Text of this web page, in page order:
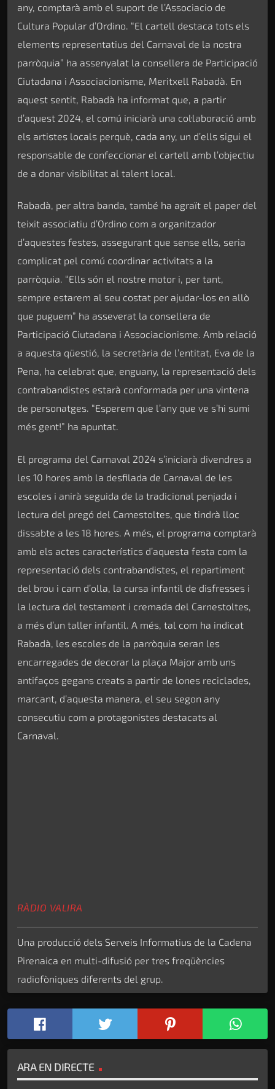
any, comptarà amb el suport de l’Associacio de
Cultura Popular d’Ordino. “El cartell destaca tots els
elements representatius del Carnaval de la nostra
parròquia” ha assenyalat la consellera de Participació
Ciutadana i Associacionisme, Meritxell Rabadà. En
aquest sentit, Rabadà ha informat que, a partir
d’aquest 2024, el comú iniciarà una col·laboració amb
els artistes locals perquè, cada any, un d’ells sigui el
responsable de confeccionar el cartell amb l’objectiu
de a donar visibilitat al talent local.
Rabadà, per altra banda, també ha agraït el paper del
teixit associatiu d’Ordino com a organitzador
d’aquestes festes, assegurant que sense ells, seria
complicat pel comú coordinar activitats a la
parròquia. “Ells són el nostre motor i, per tant,
sempre estarem al seu costat per ajudar-los en allò
que puguem” ha asseverat la consellera de
Participació Ciutadana i Associacionisme. Amb relació
a aquesta qüestió, la secretària de l’entitat, Eva de la
Pena, ha celebrat que, enguany, la representació dels
contrabandistes estarà conformada per una vintena
de personatges. “Esperem que l’any que ve s’hi sumi
més gent!” ha apuntat.
El programa del Carnaval 2024 s’iniciarà divendres a
les 10 hores amb la desfilada de Carnaval de les
escoles i anirà seguida de la tradicional penjada i
lectura del pregó del Carnestoltes, que tindrà lloc
dissabte a les 18 hores. A més, el programa comptarà
amb els actes característics d’aquesta festa com la
representació dels contrabandistes, el repartiment
del brou i carn d’olla, la cursa infantil de disfresses i
la lectura del testament i cremada del Carnestoltes,
a més d’un taller infantil. A més, tal com ha indicat
Rabadà, les escoles de la parròquia seran les
encarregades de decorar la plaça Major amb uns
antifaços gegans creats a partir de lones reciclades,
marcant, d’aquesta manera, el seu segon any
consecutiu com a protagonistes destacats al
Carnaval.
RÀDIO VALIRA
Una producció dels Serveis Informatius de la Cadena
Pirenaica en multi-difusió per tres freqüències
radiofòniques diferents del grup.
ARA EN DIRECTE